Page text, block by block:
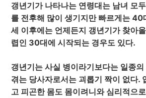
갱년기가 나타나는 연령대는 남녀 모
를 전후해 많이 생기지만 빠르게는
세 이후에는 언제든지 갱년기가 찾아
렵인 30대에 시작되는 경우도 있다.
갱년기는 사실 병이라기보다는 일종
겪는 당사자로서는 괴롭기 짝이 없다.
고 피곤한 몸도 몸이려니와 심리적으